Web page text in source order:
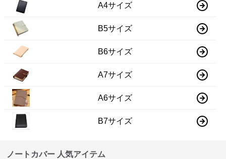
A4サイズ
B5サイズ
B6サイズ
A7サイズ
A6サイズ
B7サイズ
ノートカバー 人気アイテム